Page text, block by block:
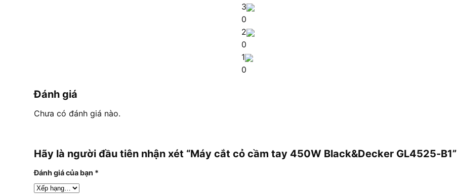
3
0
2
0
1
0
Đánh giá
Chưa có đánh giá nào.
Hãy là người đầu tiên nhận xét “Máy cắt cỏ cầm tay 450W Black&Decker GL4525-B1”
Đánh giá của bạn *